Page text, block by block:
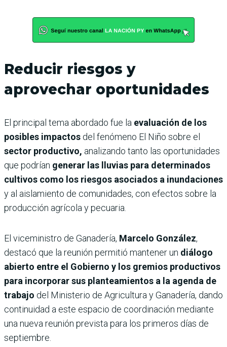
Reducir riesgos y
aprovechar oportunidades
El principal tema abordado fue la evaluación de los
posibles impactos del fenómeno El Niño sobre el
sector productivo, analizando tanto las oportunidades
que podrían generar las lluvias para determinados
cultivos como los riesgos asociados a inundaciones
y al aislamiento de comunidades, con efectos sobre la
producción agrícola y pecuaria.
El viceministro de Ganadería, Marcelo González,
destacó que la reunión permitió mantener un diálogo
abierto entre el Gobierno y los gremios productivos
para incorporar sus planteamientos a la agenda de
trabajo del Ministerio de Agricultura y Ganadería, dando
continuidad a este espacio de coordinación mediante
una nueva reunión prevista para los primeros días de
septiembre.